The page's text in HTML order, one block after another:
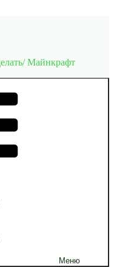
Майнкрафт
Меню